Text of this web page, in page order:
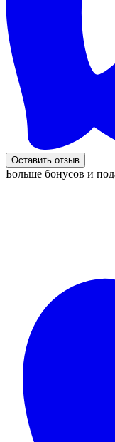
Оставить отзыв
Больше бонусов и